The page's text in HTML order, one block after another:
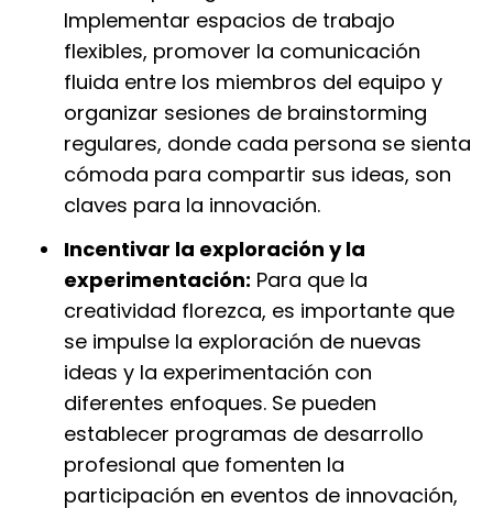
Implementar espacios de trabajo
flexibles, promover la comunicación
fluida entre los miembros del equipo y
organizar sesiones de brainstorming
regulares, donde cada persona se sienta
cómoda para compartir sus ideas, son
claves para la innovación.
Incentivar la exploración y la
experimentación: Para que la
creatividad florezca, es importante que
se impulse la exploración de nuevas
ideas y la experimentación con
diferentes enfoques. Se pueden
establecer programas de desarrollo
profesional que fomenten la
participación en eventos de innovación,